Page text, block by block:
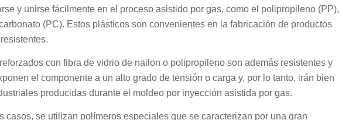
y unirse fácilmente en el proceso asistido por gas, como el polipropileno (PP),
(PC). Estos plásticos son convenientes en la fabricación de productos
con fibra de vidrio de nailon o polipropileno son además resistentes y
el componente a un alto grado de tensión o carga y, por lo tanto, irán bien
producidas durante el moldeo por inyección asistida por gas.
casos, se utilizan polímeros especiales que se caracterizan por una gran